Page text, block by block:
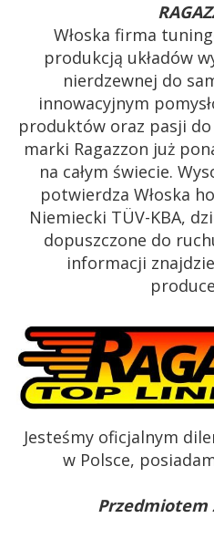
Włoska firma
produkcją układów
nierdzewnej do
innowacyjnym
produktów oraz pasji
marki Ragazzon już
na całym świecie.
potwierdza Włoska
Niemiecki TÜV-KBA,
dopuszczone do
informacji
Jesteśmy oficjalnym
w Polsce,
Przedmiotem